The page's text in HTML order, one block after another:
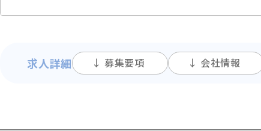
求人詳細 ↓ 募集要項 ↓ 会社情報